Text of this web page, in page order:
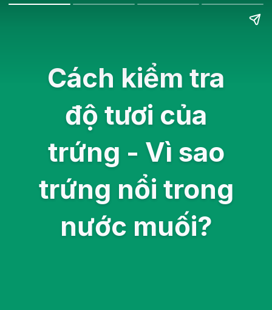
Cách kiểm tra
độ tươi của
trứng - Vì sao
trứng nổi trong
nước muối?